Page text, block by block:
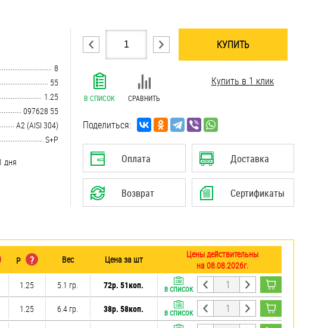
8
55
1.25
097628 55
А2 (AISI 304)
S+P
дня
КУПИТЬ
В СПИСОК СРАВНИТЬ
Купить в 1 клик
Поделиться:
Оплата Доставка
Возврат Сертификаты
P ? Вес Цена за шт
Цены действительны
на 08.08.2026г.
1.25 5.1 гр. 72р. 51коп. В СПИСОК
1.25 6.4 гр. 38р. 58коп. В СПИСОК